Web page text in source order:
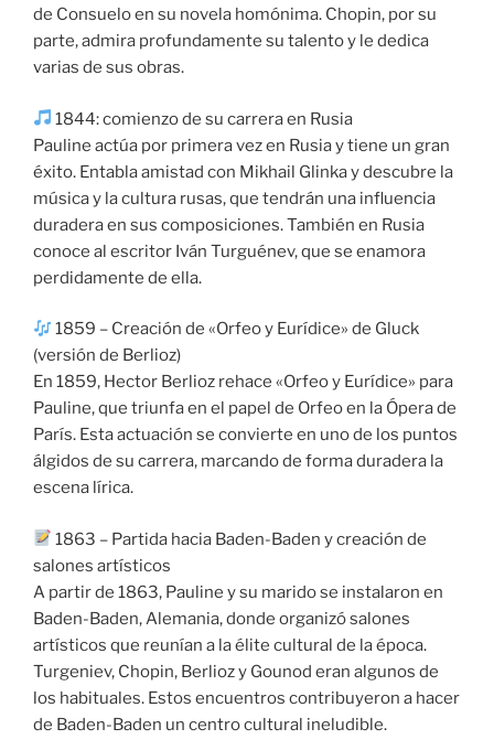
de Consuelo en su novela homónima. Chopin, por su
parte, admira profundamente su talento y le dedica
varias de sus obras.
1844: comienzo de su carrera en Rusia
Pauline actúa por primera vez en Rusia y tiene un gran
éxito. Entabla amistad con Mikhail Glinka y descubre la
música y la cultura rusas, que tendrán una influencia
duradera en sus composiciones. También en Rusia
conoce al escritor Iván Turguénev, que se enamora
perdidamente de ella.
1859 – Creación de «Orfeo y Eurídice» de Gluck
(versión de Berlioz)
En 1859, Hector Berlioz rehace «Orfeo y Eurídice» para
Pauline, que triunfa en el papel de Orfeo en la Ópera de
París. Esta actuación se convierte en uno de los puntos
álgidos de su carrera, marcando de forma duradera la
escena lírica.
1863 – Partida hacia Baden-Baden y creación de
salones artísticos
A partir de 1863, Pauline y su marido se instalaron en
Baden-Baden, Alemania, donde organizó salones
artísticos que reunían a la élite cultural de la época.
Turgeniev, Chopin, Berlioz y Gounod eran algunos de
los habituales. Estos encuentros contribuyeron a hacer
de Baden-Baden un centro cultural ineludible.